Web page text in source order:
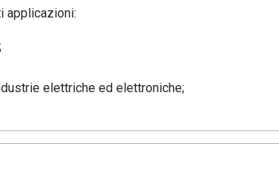
applicazioni:
elettriche ed elettroniche;